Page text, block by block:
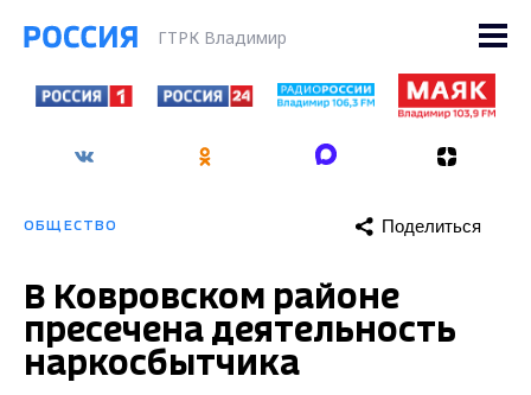
ГТРК Владимир
ОБЩЕСТВО Поделиться
В Ковровском районе
пресечена деятельность
наркосбытчика